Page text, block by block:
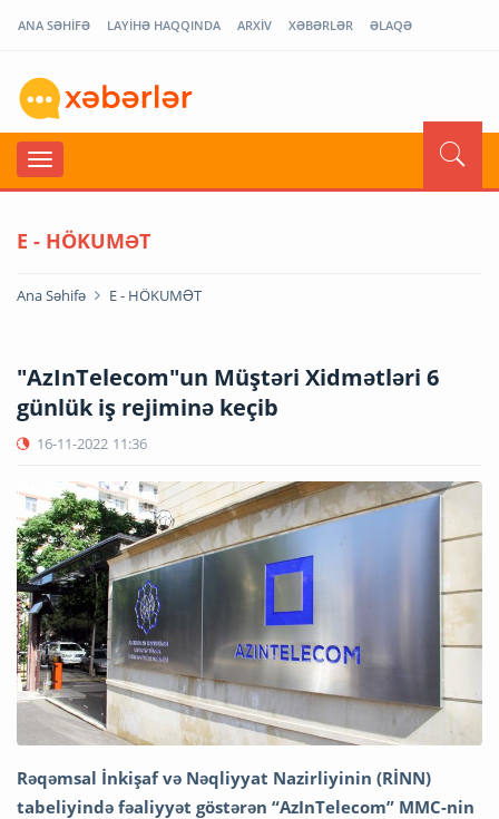
ANA SƏHİFƏ LAYİHƏ HAQQINDA ARXİV XƏBƏRLƏR ƏLAQƏ
E - HÖKUMƏT
Ana Səhifə E - HÖKUMƏT
"AzInTelecom"un Müştəri Xidmətləri 6
günlük iş rejiminə keçib
16-11-2022 11:36
Rəqəmsal İnkişaf və Nəqliyyat Nazirliyinin (RİNN)
tabeliyində fəaliyyət göstərən “AzInTelecom” MMC-nin